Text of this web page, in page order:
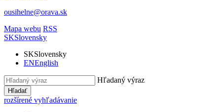
ousihelne@orava.sk
Mapa webu RSS
SKSlovensky
SKSlovensky
ENEnglish
Hľadaný výraz
Hľadať
rozšírené vyhľadávanie